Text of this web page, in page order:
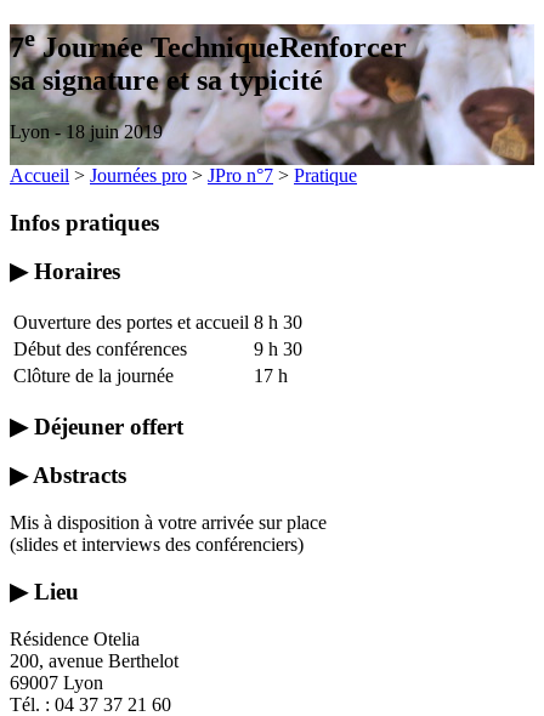
7eJournée TechniqueRenforcer
sa signature et sa typicité
Lyon - 18 juin 2019
Accueil > Journées pro > JPro n°7 > Pratique
Infos pratiques
▶ Horaires
Ouverture des portes et accueil 8 h 30
Début des conférences
9 h 30
Clôture de la journée
17 h
▶ Déjeuner offert
▶ Abstracts
Mis à disposition à votre arrivée sur place
(slides et interviews des conférenciers)
▶ Lieu
Résidence Otelia
200, avenue Berthelot
69007 Lyon
Tél. : 04 37 37 21 60